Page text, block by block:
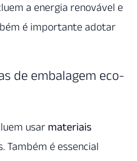
a energia renovável e
é importante adotar
de embalagem eco-
usar materiais
Também é essencial